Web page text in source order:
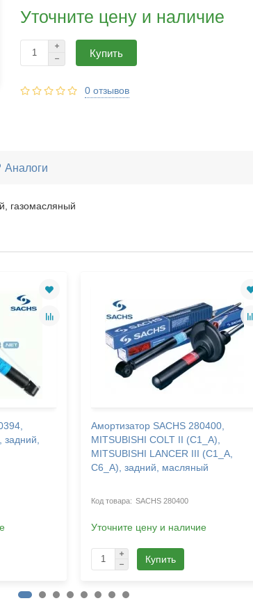
Уточните цену и наличие
Купить
0 отзывов
Аналоги
газомасляный
задний,
Амортизатор SACHS 280400,
MITSUBISHI COLT II (C1_A),
MITSUBISHI LANCER III (C1_A,
C6_A), задний, масляный
SACHS 280400
Уточните цену и наличие
Купить